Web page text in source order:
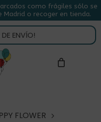
como frágiles sólo se
Madrid o recoger en tienda.
DE ENVÍO!
CLOSE
CART
FLOWER